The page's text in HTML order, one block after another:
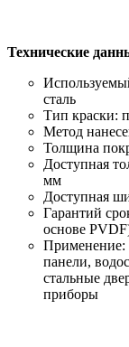
Технические
сталь
Тип краски:
Метод
Толщина
Доступная
мм
Доступная
Гарантий
основе
Применение:
панели,
стальные
приборы